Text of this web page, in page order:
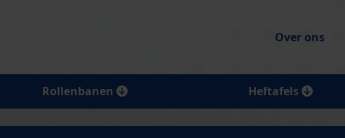
Over ons
Rollenbanen Heftafels